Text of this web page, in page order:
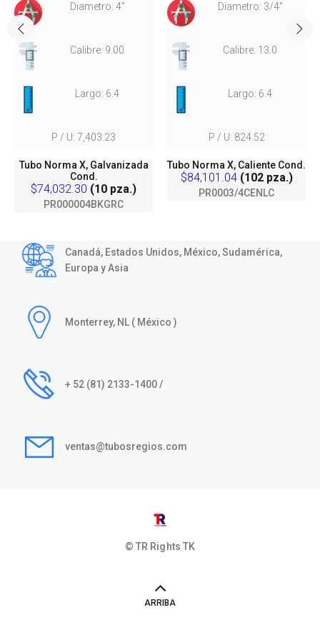
Diametro: 4"
Calibre: 9.00
Largo: 6.4
P / U: 7,403.23
Tubo Norma X, Galvanizada
Cond.
$74,032.30 (10 pza.)
PR000004BKGRC
Diametro: 3/4"
Calibre: 13.0
Largo: 6.4
P / U: 824.52
Tubo Norma X, Caliente Cond.
$84,101.04(102 pza.)
PR0003/4CENLC
Canadá, Estados Unidos, México, Sudamérica,
Europa y Asia
Monterrey, NL ( México )
+ 52 (81) 2133-1400 /
ventas@tubosregios.com
© TR RightsTK
ARRIBA